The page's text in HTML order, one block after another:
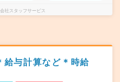
社スタッフサービス
与計算など＊時給